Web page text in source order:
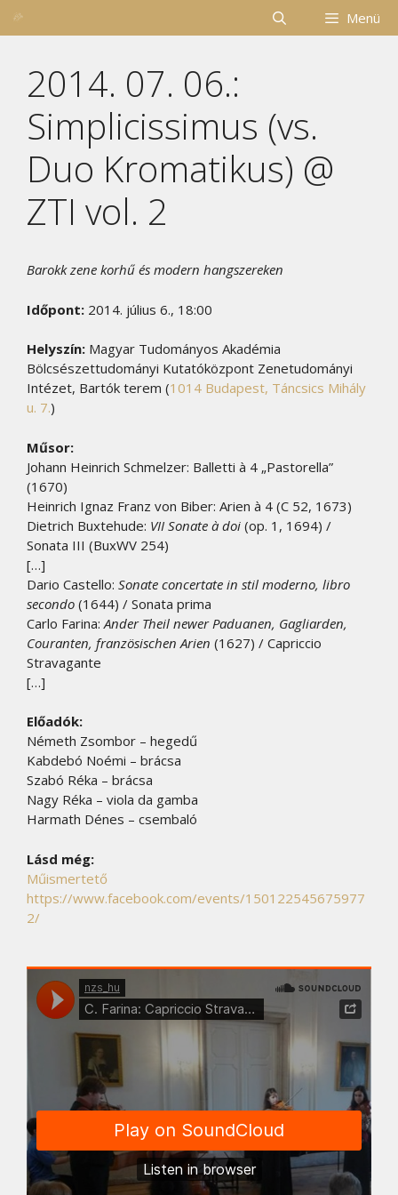
Kilépés
Menü
2014. 07. 06.:
Simplicissimus (vs.
Duo Kromatikus) @
ZTI vol. 2
Barokk zene korhű és modern hangszereken
Időpont: 2014. július 6., 18:00
Helyszín: Magyar Tudományos Akadémia
Bölcsészettudományi Kutatóközpont Zenetudományi
Intézet, Bartók terem (1014 Budapest, Táncsics Mihály
u. 7.)
Műsor:
Johann Heinrich Schmelzer: Balletti à 4 „Pastorella”
(1670)
Heinrich Ignaz Franz von Biber: Arien à 4 (C 52, 1673)
Dietrich Buxtehude: VII Sonate à doi (op. 1, 1694) /
Sonata III (BuxWV 254)
[…]
Dario Castello: Sonate concertate in stil moderno, libro
secondo (1644) / Sonata prima
Carlo Farina: Ander Theil newer Paduanen, Gagliarden,
Couranten, französischen Arien (1627) / Capriccio
Stravagante
[…]
Előadók:
Németh Zsombor – hegedű
Kabdebó Noémi – brácsa
Szabó Réka – brácsa
Nagy Réka – viola da gamba
Harmath Dénes – csembaló
Lásd még:
Műismertető
https://www.facebook.com/events/150122545675977
2/